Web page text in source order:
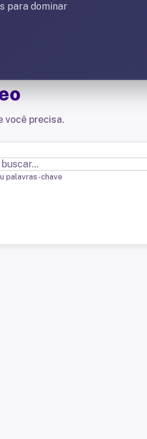
para dominar
você precisa.
palavras-chave